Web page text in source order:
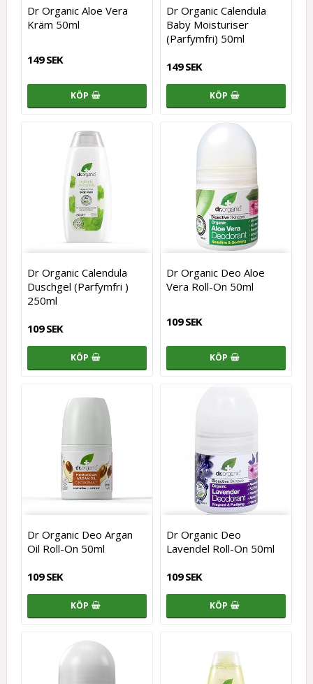
Dr Organic Aloe Vera
Kräm 50ml
149 SEK
KÖP
Dr Organic Calendula
Baby Moisturiser
(Parfymfri) 50ml
149 SEK
KÖP
Dr Organic Calendula
Duschgel (Parfymfri )
250ml
109 SEK
KÖP
Dr Organic Deo Aloe
Vera Roll-On 50ml
109 SEK
KÖP
Dr Organic Deo Argan
Oil Roll-On 50ml
109 SEK
KÖP
Dr Organic Deo
Lavendel Roll-On 50ml
109 SEK
KÖP